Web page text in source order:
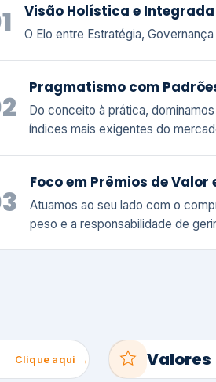
Visão Holística e Integrada
O Elo entre Estratégia, Governança
Pragmatismo com
Do conceito à prática,
índices mais exigentes do
Foco em Prêmios de Valor
Atuamos ao seu lado com o
peso e a responsabilidade de
Clique aqui → Valores